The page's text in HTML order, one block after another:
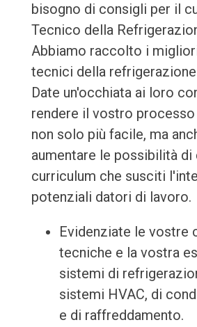
bisogno di consigli per il
Tecnico della
Abbiamo raccolto i
tecnici della
Date un'occhiata ai loro
rendere il vostro
non solo più facile, ma
aumentare le possibilità di
curriculum che susciti
potenziali datori di lavoro.
Evidenziate le vostre
tecniche e la vostra
sistemi di
sistemi HVAC, di
e di raffreddamento.